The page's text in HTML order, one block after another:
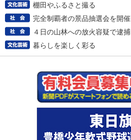
棚田やふるさと撮る
完全制覇者の景品抽選会を開催
４日の山林への放火容疑で逮捕
暮らしを楽しく彩る